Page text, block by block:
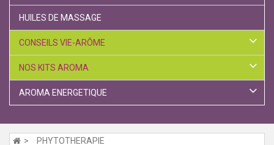
HUILES DE MASSAGE
CONSEILS VIE-ARÔME
NOS KITS AROMA
AROMA ENERGETIQUE
PHYTOTHERAPIE